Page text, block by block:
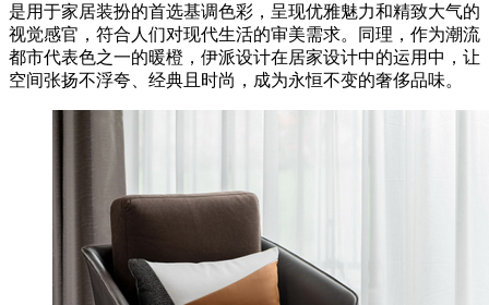
是用于家居装扮的首选基调色彩，呈现优雅魅力和精致大气的
视觉感官，符合人们对现代生活的审美需求。同理，作为潮流
都市代表色之一的暖橙，伊派设计在居家设计中的运用中，让
空间张扬不浮夸、经典且时尚，成为永恒不变的奢侈品味。